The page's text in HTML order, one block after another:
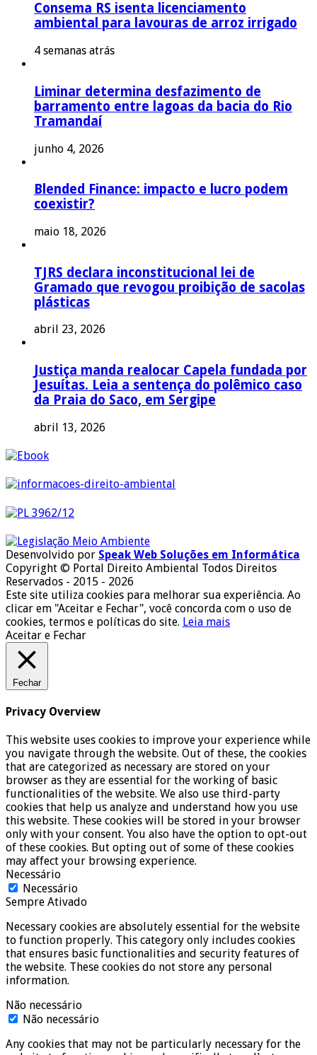
Consema RS isenta licenciamento
ambiental para lavouras de arroz irrigado
4 semanas atrás
Liminar determina desfazimento de
barramento entre lagoas da bacia do Rio
Tramandaí
junho 4, 2026
Blended Finance: impacto e lucro podem
coexistir?
maio 18, 2026
TJRS declara inconstitucional lei de
Gramado que revogou proibição de sacolas
plásticas
abril 23, 2026
Justiça manda realocar Capela fundada por
Jesuítas. Leia a sentença do polêmico caso
da Praia do Saco, em Sergipe
abril 13, 2026
Desenvolvido por Speak Web Soluções em Informática
Copyright © Portal Direito Ambiental Todos Direitos
Reservados - 2015 - 2026
Este site utiliza cookies para melhorar sua experiência. Ao
clicar em "Aceitar e Fechar", você concorda com o uso de
cookies, termos e políticas do site. Leia mais
Aceitar e Fechar
Fechar
Privacy Overview
This website uses cookies to improve your experience while
you navigate through the website. Out of these, the cookies
that are categorized as necessary are stored on your
browser as they are essential for the working of basic
functionalities of the website. We also use third-party
cookies that help us analyze and understand how you use
this website. These cookies will be stored in your browser
only with your consent. You also have the option to opt-out
of these cookies. But opting out of some of these cookies
may affect your browsing experience.
Necessário
Necessário
Sempre Ativado
Necessary cookies are absolutely essential for the website
to function properly. This category only includes cookies
that ensures basic functionalities and security features of
the website. These cookies do not store any personal
information.
Não necessário
Não necessário
Any cookies that may not be particularly necessary for the